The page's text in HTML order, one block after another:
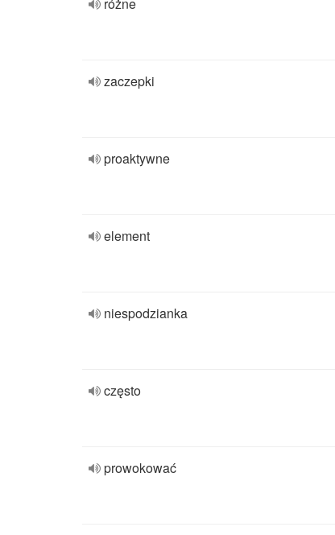
zaczepki
proaktywne
element
niespodzianka
często
prowokować